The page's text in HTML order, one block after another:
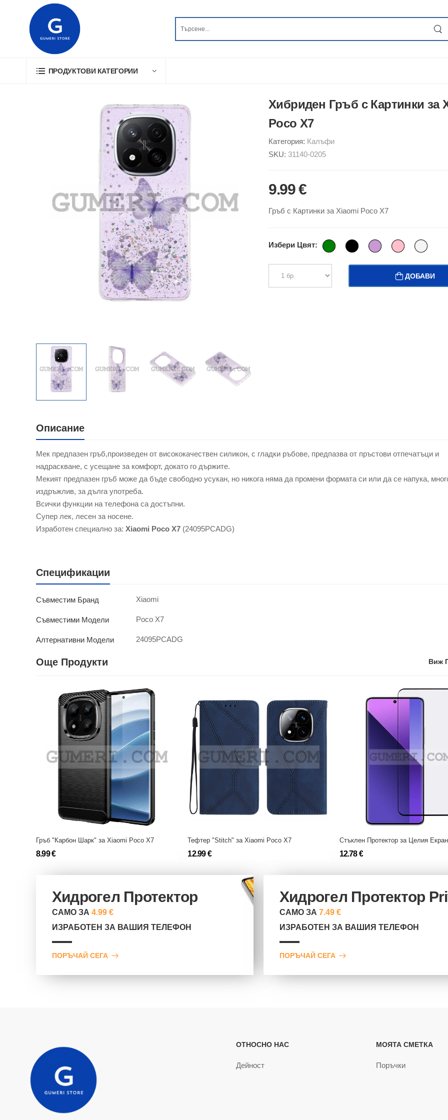
ПРОДУКТОВИ КАТЕГОРИИ
Хибриден Гръб с Картинки за
Poco X7
Категория: Калъфи
SKU: 31140-0205
9.99 €
Гръб с Картинки за Xiaomi Poco X7
Избери Цвят:
ДОБАВИ
Описание
Мек предпазен гръб,произведен от висококачествен силикон, с гладки ръбове, предпазва от пръстови отпечатъци и
надраскване, с усещане за комфорт, докато го държите.
Мекият предпазен гръб може да бъде свободно усукан, но никога няма да промени формата си или да се напука,
издръжлив, за дълга употреба.
Всички функции на телефона са достъпни.
Супер лек, лесен за носене.
Изработен специално за: Xiaomi Poco X7 (24095PCADG)
Спецификации
Съвместим Бранд Xiaomi
Съвместими Модели Poco X7
Алтернативни Модели 24095PCADG
Още Продукти Виж
Гръб "Карбон Шарк" за Xiaomi Poco X7
8.99 €
Тефтер "Stitch" за Xiaomi Poco X7
12.99 € 12.78 €
Хидрогел Протектор
САМО ЗА 4.99 €
ИЗРАБОТЕН ЗА ВАШИЯ ТЕЛЕФОН
ПОРЪЧАЙ СЕГА
Хидрогел Протектор
САМО ЗА 7.49 €
ИЗРАБОТЕН ЗА ВАШИЯ ТЕЛЕФОН
ПОРЪЧАЙ СЕГА
ОТНОСНО НАС
Дейност
МОЯТА СМЕТКА
Поръчки